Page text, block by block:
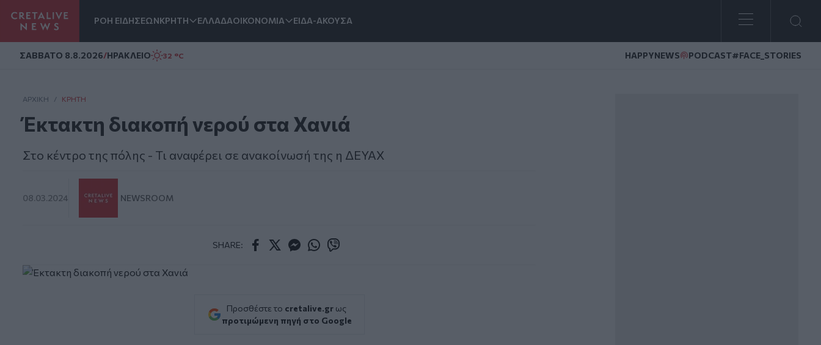
ΡΟΗ ΕΙΔΗΣΕΩΝΚΡΗΤΗ ΕΛΛΑΔΑΟΙΚΟΝΟΜΙΑ ΕΙΔΑ-ΑΚΟΥΣΑ
ΣAΒΒΑΤΟ 8.8.2026/ΗΡΑΚΛΕΙΟ 32 °C HAPPYNEWS PODCAST#FACE_STORIES
ΑΡΧΙΚΗ / ΚΡΉΤΗ
Έκτακτη διακοπή νερού στα Χανιά
Στο κέντρο της πόλης - Τι αναφέρει σε ανακοίνωσή της η ΔΕΥΑΧ
08.03.2024 NEWSROOM
SHARE:
Προσθέστε το cretalive.gr ως
προτιμώμενη πηγή στο Google